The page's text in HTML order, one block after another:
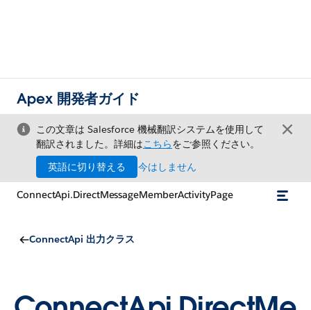
Apex 開発者ガイド
この文章は Salesforce 機械翻訳システムを使用して
翻訳されました。詳細はこちらをご参照ください。
英語に切り替える
今はしません
ConnectApi.DirectMessageMemberActivityPage
ConnectApi 出力クラス